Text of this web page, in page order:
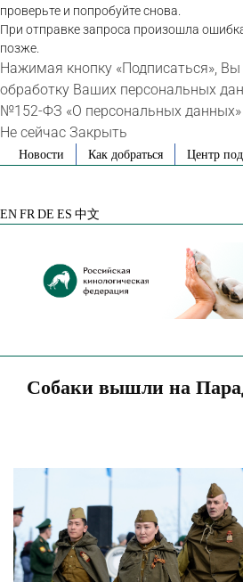
проверьте и попробуйте снова.
При отправке запроса произошла
позже.
Нажимая кнопку «Подписаться», Вы
обработку Ваших персональных
№152-ФЗ «О персональных данных»
Не сейчас Закрыть
SkipНовости Как добраться Центр
EN FR DE ES 中文
Собаки вышли на
Image